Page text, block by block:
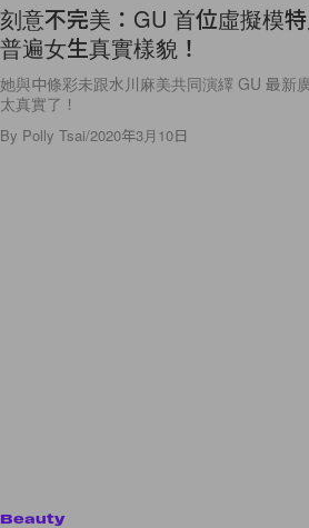
刻意不完美：GU 首位虛擬模
普遍女生真實樣貌！
她與中條彩未跟水川麻美共同演繹 GU 最新
太真實了！
By Polly Tsai/2020年3月10日
Beauty